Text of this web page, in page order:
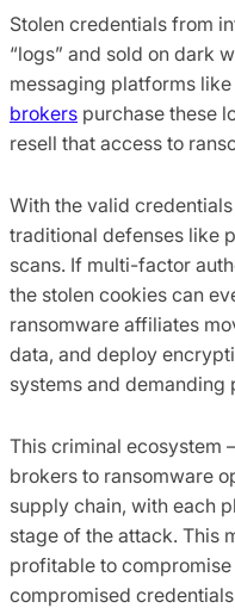
Stolen credentials from
“logs” and sold on dark
messaging platforms like
brokers purchase these
resell that access to
With the valid
traditional defenses like
scans. If multi-factor
the stolen cookies can
ransomware affiliates
data, and deploy
systems and demanding
This criminal ecosystem
brokers to ransomware
supply chain, with each
stage of the attack. This
profitable to
compromised